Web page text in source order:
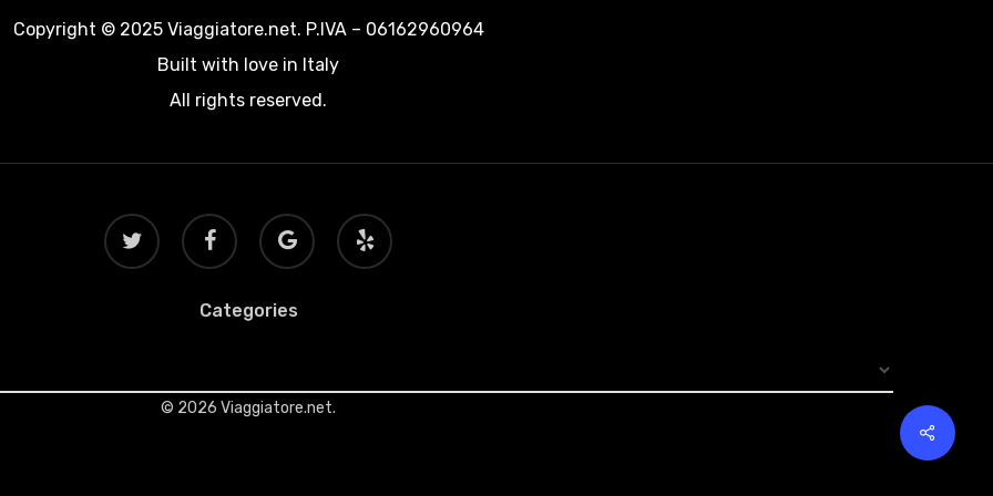
Copyright © 2025 Viaggiatore.net. P.IVA – 06162960964
Built with love in Italy
All rights reserved.
twitter facebook
google-
plus
yelp
Categories
© 2026 Viaggiatore.net.